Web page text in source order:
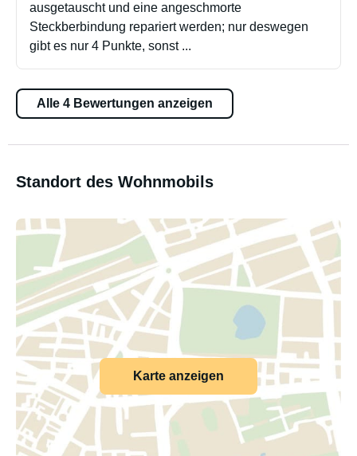
ausgetauscht und eine angeschmorte
Steckberbindung repariert werden; nur deswegen
gibt es nur 4 Punkte, sonst ...
Alle 4 Bewertungen anzeigen
Standort des Wohnmobils
Karte anzeigen